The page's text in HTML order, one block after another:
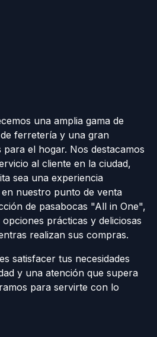
una amplia gama de
ferretería y una gran
el hogar. Nos destacamos
al cliente en la ciudad,
sea una experiencia
nuestro punto de venta
de pasabocas "All in One",
prácticas y deliciosas
realizan sus compras.
satisfacer tus necesidades
y una atención que supera
para servirte con lo